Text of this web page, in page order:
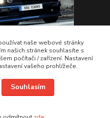
tlumiče
2012-2026
naše webové stránky
našich stránek souhlasíte s
počítači / zařízení. Nastavení
vašeho prohlížeče.
Souhlasím